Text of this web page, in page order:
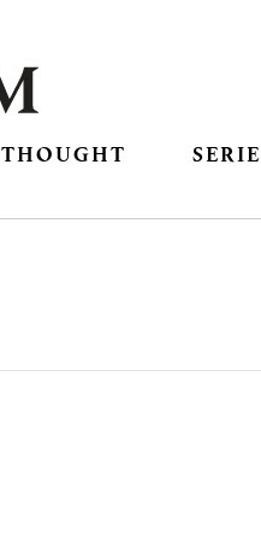
THOUGHT